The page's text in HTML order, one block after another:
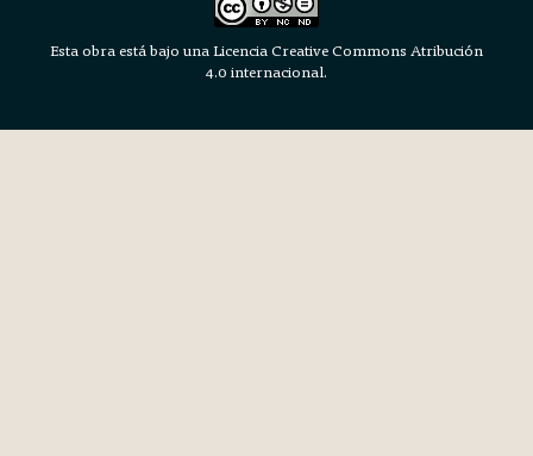
Esta obra está bajo una Licencia Creative Commons Atribución
4.0 internacional.